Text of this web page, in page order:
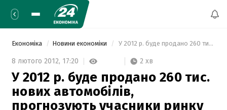
Економіка Новини економіки У 2012 р. буде продано 260 тис. нових автомобілів, прогнозують учасники ринку
8 лютого 2012, 17:20 2 хв
У 2012 р. буде продано 260 тис.
нових автомобілів,
прогнозують учасники ринку